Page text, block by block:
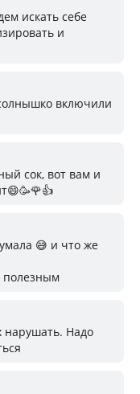
искать себе
и
включили
сок, вот вам и
😅 и что же
полезным
нарушать. Надо